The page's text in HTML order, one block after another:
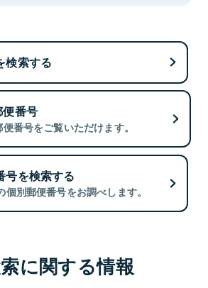
検索する
番号
番号をご覧いただけます。
号を検索する
別郵便番号をお調べします。
に関する情報